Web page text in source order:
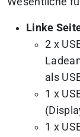
Linke
2 x
als
1 x
1 x